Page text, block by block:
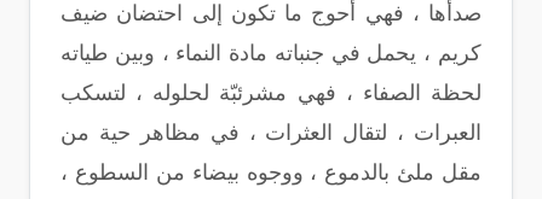
صدأها ، فهي أحوج ما تكون إلى احتضان ضيف
كريم ، يحمل في جنباته مادة النماء ، وبين طياته
لحظة الصفاء ، فهي مشرئبّة لحلوله ، لتسكب
العبرات ، لتقال العثرات ، في مظاهر حية من
مقل ملئ بالدموع ، ووجوه بيضاء من السطوع ،